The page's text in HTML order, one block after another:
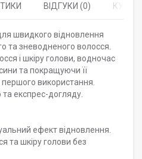
ВІДГУКИ (0)
швидкого відновлення
та зневодненого волосся.
і шкіру голови, водночас
та покращуючи її
першого використання.
експрес-догляду.
ефект відновлення.
та шкіру голови без